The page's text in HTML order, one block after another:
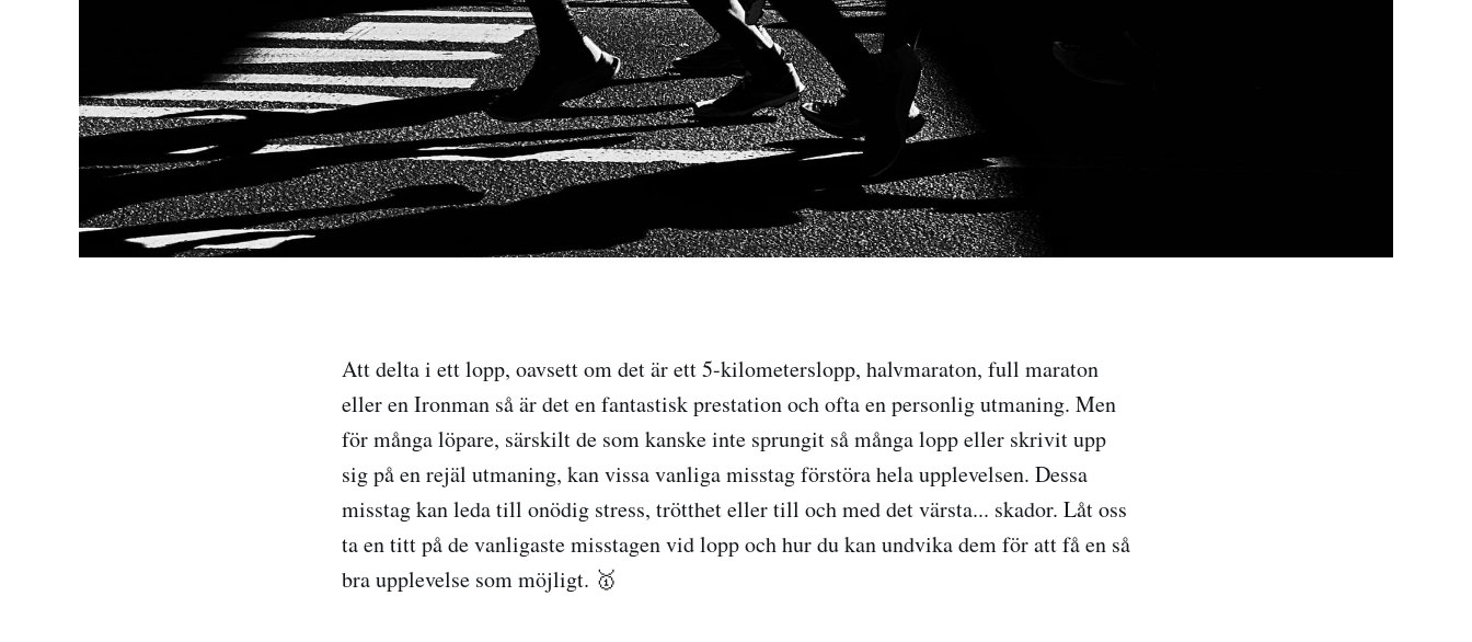
Att delta i ett lopp, oavsett om det är ett 5-kilometerslopp, halvmaraton, full maraton
eller en Ironman så är det en fantastisk prestation och ofta en personlig utmaning. Men
för många löpare, särskilt de som kanske inte sprungit så många lopp eller skrivit upp
sig på en rejäl utmaning, kan vissa vanliga misstag förstöra hela upplevelsen. Dessa
misstag kan leda till onödig stress, trötthet eller till och med det värsta... skador. Låt oss
ta en titt på de vanligaste misstagen vid lopp och hur du kan undvika dem för att få en så
bra upplevelse som möjligt. 🥇